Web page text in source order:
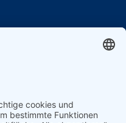
der
werden, dann
ganz einfach online